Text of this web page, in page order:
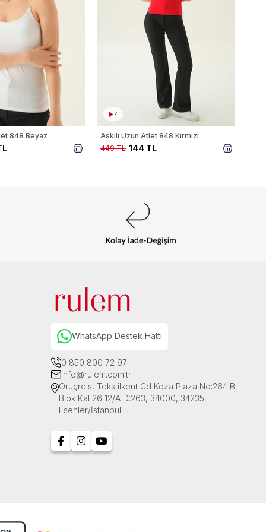
848 Beyaz
7
Askılı Uzun Atlet 848 Kırmızı
144 TL
449 TL
WhatsApp Destek Hattı
0 850 800 72 97
info@rulem.com.tr
Oruçreis, Tekstilkent Cd Koza Plaza No:264 B
Blok Kat:26 12/A D:263, 34000, 34235
Esenler/İstanbul